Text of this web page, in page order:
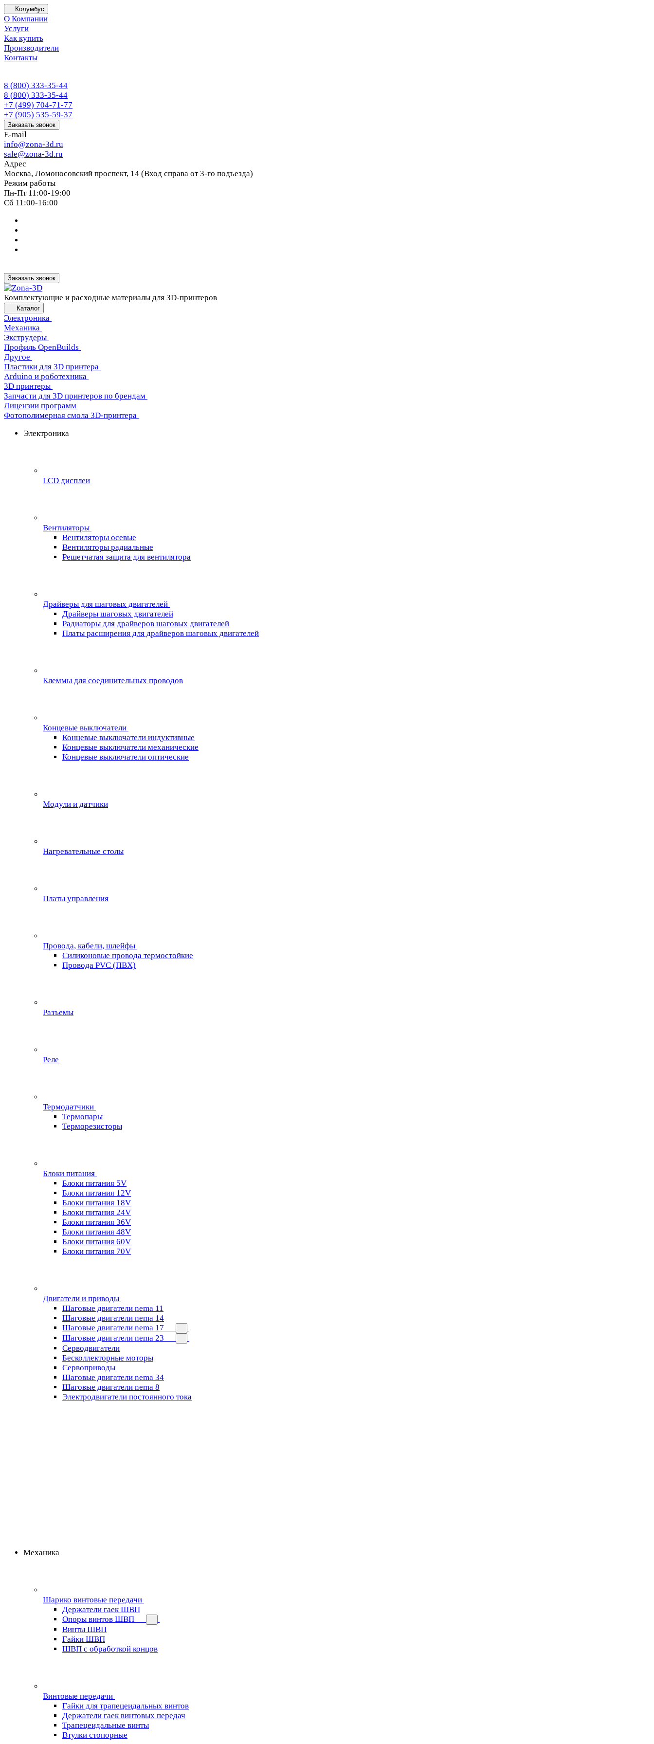
Колумбус
О Компании
Услуги
Как купить
Производители
Контакты
8 (800) 333-35-44
8 (800) 333-35-44
+7 (499) 704-71-77
+7 (905) 535-59-37
Заказать звонок
E-mail
info@zona-3d.ru
sale@zona-3d.ru
Адрес
Москва, Ломоносовский проспект, 14 (Вход справа от 3-го подъезда)
Режим работы
Пн-Пт 11:00-19:00
Сб 11:00-16:00
Заказать звонок
Комплектующие и расходные материалы для 3D-принтеров
Каталог
Электроника
Механика
Экструдеры
Профиль OpenBuilds
Другое
Пластики для 3D принтера
Arduino и роботехника
3D принтеры
Запчасти для 3D принтеров по брендам
Лицензии программ
Фотополимерная смола 3D-принтера
Электроника
LCD дисплеи
Вентиляторы
Вентиляторы осевые
Вентиляторы радиальные
Решетчатая защита для вентилятора
Драйверы для шаговых двигателей
Драйверы шаговых двигателей
Радиаторы для драйверов шаговых двигателей
Платы расширения для драйверов шаговых двигателей
Клеммы для соединительных проводов
Концевые выключатели
Концевые выключатели индуктивные
Концевые выключатели механические
Концевые выключатели оптические
Модули и датчики
Нагревательные столы
Платы управления
Провода, кабели, шлейфы
Силиконовые провода термостойкие
Провода PVC (ПВХ)
Разъемы
Реле
Термодатчики
Термопары
Терморезисторы
Блоки питания
Блоки питания 5V
Блоки питания 12V
Блоки питания 18V
Блоки питания 24V
Блоки питания 36V
Блоки питания 48V
Блоки питания 60V
Блоки питания 70V
Двигатели и приводы
Шаговые двигатели nema 11
Шаговые двигатели nema 14
Шаговые двигатели nema 17
Шаговые двигатели nema 23
Cерводвигатели
Бесколлекторные моторы
Сервоприводы
Шаговые двигатели nema 34
Шаговые двигатели nema 8
Электродвигатели постоянного тока
Механика
Шарико винтовые передачи
Держатели гаек ШВП
Опоры винтов ШВП
Винты ШВП
Гайки ШВП
ШВП с обработкой концов
Винтовые передачи
Гайки для трапецеидальных винтов
Держатели гаек винтовых передач
Трапецеидальные винты
Втулки стопорные